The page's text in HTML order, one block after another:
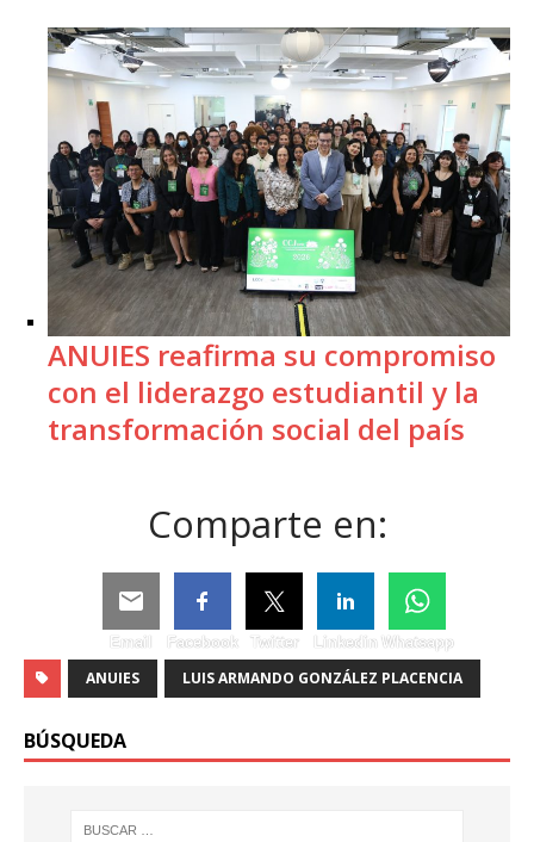
ANUIES reafirma su compromiso
con el liderazgo estudiantil y la
transformación social del país
Comparte en:
Email Facebook Twitter Linkedin Whatsapp
ANUIES LUIS ARMANDO GONZÁLEZ PLACENCIA
BÚSQUEDA